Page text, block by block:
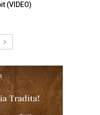
(VIDEO)